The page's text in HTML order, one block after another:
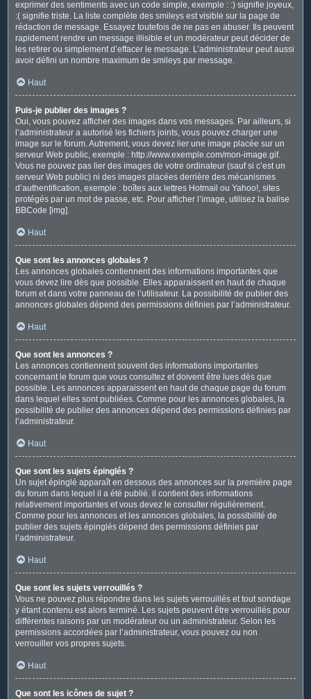
exprimer des sentiments avec un code simple, exemple : :) signifie joyeux,
:( signifie triste. La liste complète des smileys est visible sur la page de
rédaction de message. Essayez toutefois de ne pas en abuser. Ils peuvent
rapidement rendre un message illisible et un modérateur peut décider de
les retirer ou simplement d’effacer le message. L’administrateur peut aussi
avoir défini un nombre maximum de smileys par message.
Haut
Puis-je publier des images ?
Oui, vous pouvez afficher des images dans vos messages. Par ailleurs, si
l’administrateur a autorisé les fichiers joints, vous pouvez charger une
image sur le forum. Autrement, vous devez lier une image placée sur un
serveur Web public, exemple : http://www.exemple.com/mon-image.gif.
Vous ne pouvez pas lier des images de votre ordinateur (sauf si c’est un
serveur Web public) ni des images placées derrière des mécanismes
d’authentification, exemple : boîtes aux lettres Hotmail ou Yahoo!, sites
protégés par un mot de passe, etc. Pour afficher l’image, utilisez la balise
BBCode [img].
Haut
Que sont les annonces globales ?
Les annonces globales contiennent des informations importantes que
vous devez lire dès que possible. Elles apparaissent en haut de chaque
forum et dans votre panneau de l’utilisateur. La possibilité de publier des
annonces globales dépend des permissions définies par l’administrateur.
Haut
Que sont les annonces ?
Les annonces contiennent souvent des informations importantes
concernant le forum que vous consultez et doivent être lues dès que
possible. Les annonces apparaissent en haut de chaque page du forum
dans lequel elles sont publiées. Comme pour les annonces globales, la
possibilité de publier des annonces dépend des permissions définies par
l’administrateur.
Haut
Que sont les sujets épinglés ?
Un sujet épinglé apparaît en dessous des annonces sur la première page
du forum dans lequel il a été publié. il contient des informations
relativement importantes et vous devez le consulter régulièrement.
Comme pour les annonces et les annonces globales, la possibilité de
publier des sujets épinglés dépend des permissions définies par
l’administrateur.
Haut
Que sont les sujets verrouillés ?
Vous ne pouvez plus répondre dans les sujets verrouillés et tout sondage
y étant contenu est alors terminé. Les sujets peuvent être verrouillés pour
différentes raisons par un modérateur ou un administrateur. Selon les
permissions accordées par l’administrateur, vous pouvez ou non
verrouiller vos propres sujets.
Haut
Que sont les icônes de sujet ?